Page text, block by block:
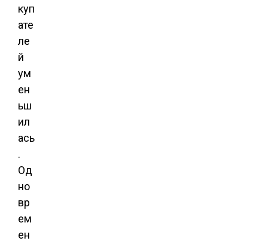
куп
ате
ле
й
ум
ен
ьш
ил
ась
.
Од
но
вр
ем
ен